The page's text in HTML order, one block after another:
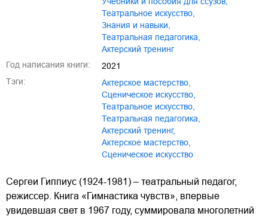
театральное искусство,
знания и навыки,
театральная педагогика,
актерский тренинг
Год написания книги:
2021
Тэги:
актерское мастерство,
сценическое искусство,
театральное искусство,
театральная педагогика,
актерский тренинг,
Актерское мастерство,
Сценическое искусство
Сергеи Гиппиус (1924-1981) – театральный педагог,
режиссер. Книга «Гимнастика чувств», впервые
увидевшая свет в 1967 году, суммировала многолетний